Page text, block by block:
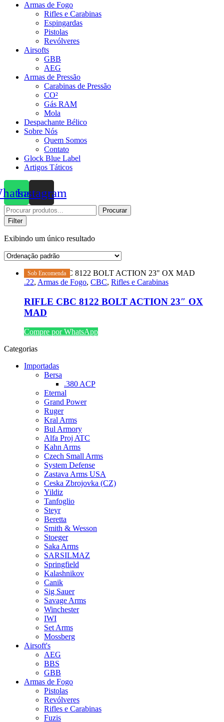
Armas de Fogo
Rifles e Carabinas
Espingardas
Pistolas
Revólveres
Airsofts
GBB
AEG
Armas de Pressão
Carabinas de Pressão
CO²
Gás RAM
Mola
Despachante Bélico
Sobre Nós
Quem Somos
Contato
Glock Blue Label
Artigos Táticos
Instagram
Procurar
por:
Procurar
Filter
Exibindo um único resultado
Sob Encomenda
.22, Armas de Fogo, CBC, Rifles e Carabinas
RIFLE CBC 8122 BOLT ACTION 23″ OX
MAD
Compre por WhatsApp
Categorias
Importadas
Bersa
.380 ACP
Eternal
Grand Power
Ruger
Kral Arms
Bul Armory
Alfa Proj ATC
Kahn Arms
Czech Small Arms
System Defense
Zastava Arms USA
Ceska Zbrojovka (CZ)
Yildiz
Tanfoglio
Steyr
Beretta
Smith & Wesson
Stoeger
Saka Arms
SARSILMAZ
Springfield
Kalashnikov
Canik
Sig Sauer
Savage Arms
Winchester
IWI
Set Arms
Mossberg
Airsoft's
AEG
BBS
GBB
Armas de Fogo
Pistolas
Revólveres
Rifles e Carabinas
Fuzis